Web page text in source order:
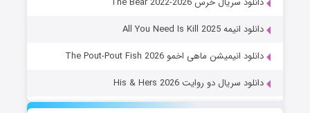
دانلود انیمه All You Need Is Kill 2025
دانلود انیمیشن ماهی اخمو The Pout-Pout Fish 2026
دانلود سریال دو روایت His & Hers 2026